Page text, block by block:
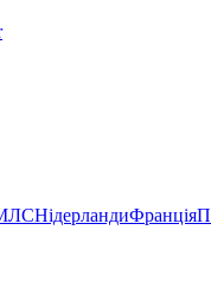
НідерландиФранція